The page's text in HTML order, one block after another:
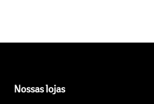
Nossas lojas